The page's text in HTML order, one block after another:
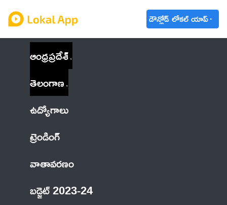
డౌన్లోడ్ లోకల్ యాప్
ఆంధ్రప్రదేశ్
తెలంగాణ
ఉద్యోగాలు
ట్రెండింగ్
వాతావరణం
బడ్జెట్ 2023-24